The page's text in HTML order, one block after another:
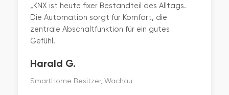
„KNX ist heute fixer Bestandteil des Alltags.
Die Automation sorgt für Komfort, die
zentrale Abschaltfunktion für ein gutes
Gefühl."
Harald G.
SmartHome Besitzer, Wachau